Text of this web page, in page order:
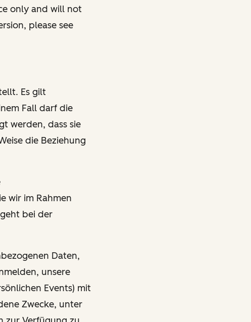
only and will not
please see
Es gilt
Fall darf die
werden, dass sie
die Beziehung
wir im Rahmen
bei der
Daten,
unsere
Events) mit
Zwecke, unter